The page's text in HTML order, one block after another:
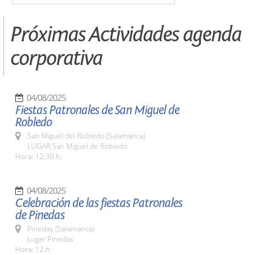
Próximas Actividades agenda
corporativa
04/08/2025
Fiestas Patronales de San Miguel de
Robledo
San Miguel del Robledo (Salamanca)
LUGAR San Miguel de Robledo
Hora: 12:30 h.
04/08/2025
Celebración de las fiestas Patronales
de Pinedas
Pinedas (Salamanca)
Lugar Pinedas
Hora: 12 h.